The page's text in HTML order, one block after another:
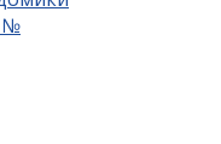
№